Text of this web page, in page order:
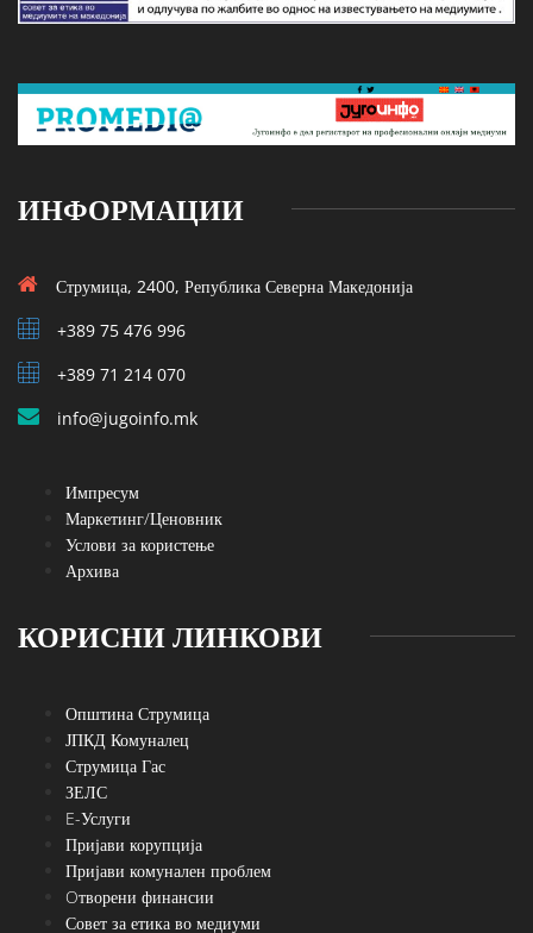
ИНФОРМАЦИИ
Струмица, 2400, Република Северна Македонија
+389 75 476 996
+389 71 214 070
info@jugoinfo.mk
Импресум
Маркетинг/Ценовник
Услови за користење
Архива
КОРИСНИ ЛИНКОВИ
Општина Струмица
ЈПКД Комуналец
Струмица Гас
ЗЕЛС
E-Услуги
Пријави корупција
Пријави комунален проблем
Oтворени финансии
Совет за етика во медиуми